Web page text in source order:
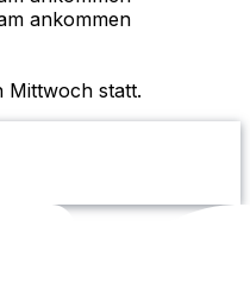
ankommen
Mittwoch statt.